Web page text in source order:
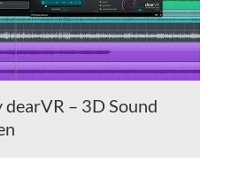
dearVR – 3D Sound